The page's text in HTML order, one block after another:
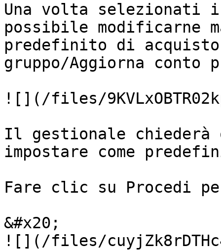
Una volta selezionati
possibile modificarne
predefinito di
gruppo/Aggiorna
![](/files/
Il gestionale chiederà
impostare come
Fare clic su Procedi
&#x20;
![](/files/